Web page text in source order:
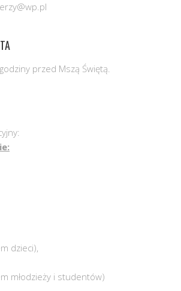
przed Mszą Świętą.
dzieci),
młodzieży i studentów)